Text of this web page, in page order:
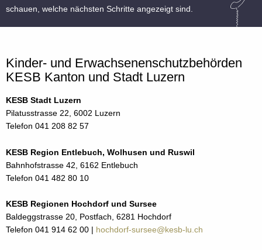
schauen, welche nächsten Schritte angezeigt sind.
Kinder- und Erwachsenenschutzbehörden
KESB Kanton und Stadt Luzern
KESB Stadt Luzern
Pilatusstrasse 22, 6002 Luzern
Telefon 041 208 82 57
KESB Region Entlebuch, Wolhusen und Ruswil
Bahnhofstrasse 42, 6162 Entlebuch
Telefon 041 482 80 10
KESB Regionen Hochdorf und Sursee
Baldeggstrasse 20, Postfach, 6281 Hochdorf
Telefon 041 914 62 00 | hochdorf-sursee@kesb-lu.ch